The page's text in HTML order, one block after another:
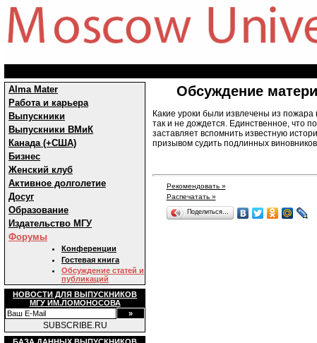
Alma Mater
Работа и карьера
Выпускники
Выпускники ВМиК
Канада (+США)
Бизнес
Женский клуб
Активное долголетие
Досуг
Образование
Издательство МГУ
Форумы
Конференции
Гостевая книга
Обсуждение статей и
публикаций
НОВОСТИ ДЛЯ ВЫПУСКНИКОВ
МГУ ИМ.ЛОМОНОСОВА
SUBSCRIBE.RU
Обсуждение
Какие уроки были извлечены из
так и не дождется. Единственное, что
заставляет вспомнить известную
призывом судить подлинных
Рекомендовать »
Распечатать »
Поделиться…